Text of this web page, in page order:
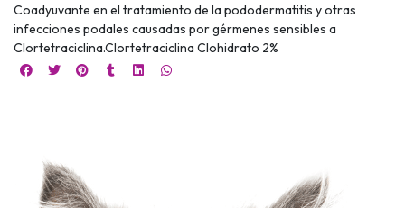
Coadyuvante en el tratamiento de la pododermatitis y otras
infecciones podales causadas por gérmenes sensibles a
Clortetraciclina.Clortetraciclina Clohidrato 2%